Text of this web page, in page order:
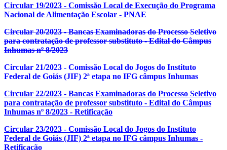
Circular 19/2023 - Comissão Local de Execução do Programa
Nacional de Alimentação Escolar - PNAE
Circular 20/2023 - Bancas Examinadoras do Processo Seletivo
para contratação de professor substituto - Edital do Câmpus
Inhumas nº 8/2023
Circular 21/2023 - Comissão Local do Jogos do Instituto
Federal de Goiás (JIF) 2ª etapa no IFG câmpus Inhumas
Circular 22/2023 - Bancas Examinadoras do Processo Seletivo
para contratação de professor substituto - Edital do Câmpus
Inhumas nº 8/2023 - Retificação
Circular 23/2023 - Comissão Local do Jogos do Instituto
Federal de Goiás (JIF) 2ª etapa no IFG câmpus Inhumas -
Retificação